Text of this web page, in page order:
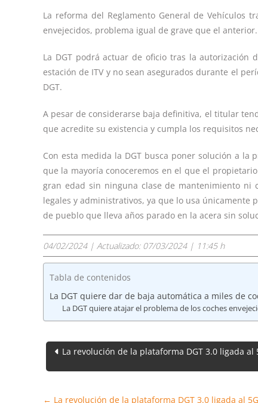
La reforma del Reglamento General de Vehículos
envejecidos, problema igual de grave que el anterior.
La DGT podrá actuar de oficio tras la
estación de ITV y no sean asegurados durante el
DGT.
A pesar de considerarse baja definitiva, el titular
que acredite su existencia y cumpla los requisitos
Con esta medida la DGT busca poner solución a
que la mayoría conoceremos en el que el
gran edad sin ninguna clase de mantenimiento
legales y administrativos, ya que lo usa únicamente
de pueblo que lleva años parado en la acera sin
04/02/2024 | Actualizado: 07/03/2024 | 11:45 h
Tabla de contenidos
La DGT quiere dar de baja automática a miles de
La DGT quiere atajar el problema de los coches
Navegación
de
entradas
La revolución de la plataforma DGT 3.0 ligada al
← La revolución de la plataforma DGT 3.0 ligada al 5G